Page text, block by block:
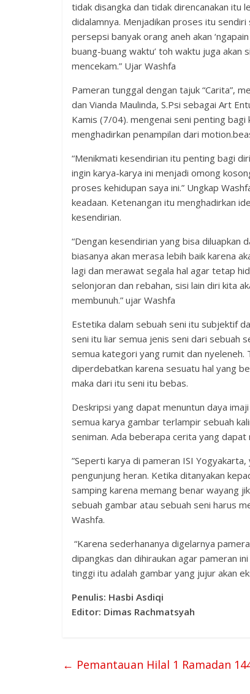
tidak disangka dan tidak direncanakan itu
didalamnya. Menjadikan proses itu
persepsi banyak orang aneh akan
buang-buang waktu’ toh waktu juga akan
mencekam.” Ujar Washfa
Pameran tunggal dengan tajuk “Carita”,
dan Vianda Maulinda, S.Psi sebagai Art
Kamis (7/04). mengenai seni penting
menghadirkan penampilan dari
“Menikmati kesendirian itu penting bagi
ingin karya-karya ini menjadi omong
proses kehidupan saya ini.” Ungkap
keadaan. Ketenangan itu menghadirkan
kesendirian.
“Dengan kesendirian yang bisa diluapkan
biasanya akan merasa lebih baik karena
lagi dan merawat segala hal agar tetap
selonjoran dan rebahan, sisi lain diri kita
membunuh.” ujar Washfa
Estetika dalam sebuah seni itu subjektif
seni itu liar semua jenis seni dari sebuah
semua kategori yang rumit dan nyeleneh.
diperdebatkan karena sesuatu hal yang
maka dari itu seni itu bebas.
Deskripsi yang dapat menuntun daya
semua karya gambar terlampir sebuah
seniman. Ada beberapa cerita yang
”Seperti karya di pameran ISI
pengunjung heran. Ketika ditanyakan
samping karena memang benar wayang
sebuah gambar atau sebuah seni harus
Washfa.
“Karena sederhananya digelarnya
dipangkas dan dihiraukan agar pameran
tinggi itu adalah gambar yang jujur akan
Penulis: Hasbi Asdiqi
Editor: Dimas Rachmatsyah
← Pemantauan Hilal 1 Ramadan